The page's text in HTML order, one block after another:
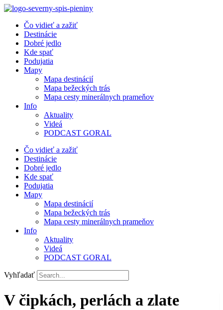
Preskočiť
obsah
Čo vidieť a zažiť
Destinácie
Dobré jedlo
Kde spať
Podujatia
Mapy
Mapa destinácií
Mapa bežeckých trás
Mapa cesty minerálnych prameňov
Info
Aktuality
Videá
PODCAST GORAL
Čo vidieť a zažiť
Destinácie
Dobré jedlo
Kde spať
Podujatia
Mapy
Mapa destinácií
Mapa bežeckých trás
Mapa cesty minerálnych prameňov
Info
Aktuality
Videá
PODCAST GORAL
Vyhľadať
V čipkách, perlách a zlate